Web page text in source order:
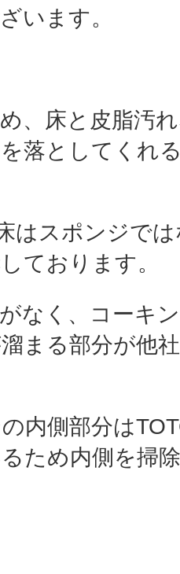
います。
、床と皮脂汚
落としてくれ
はスポンジで
ております。
なく、コーキ
まる部分が他
内側部分は
ため内側を掃